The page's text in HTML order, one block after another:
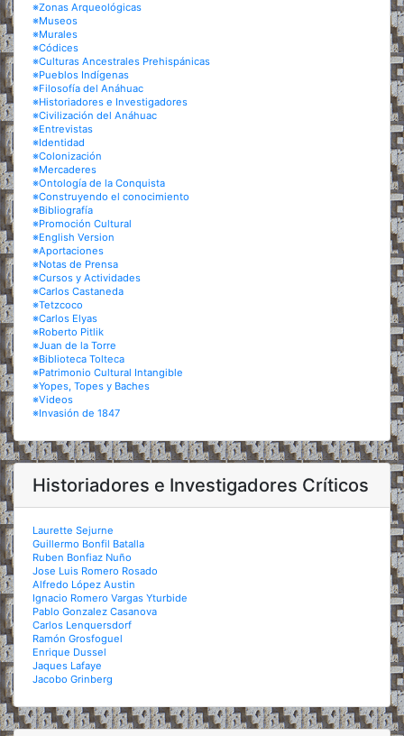
※Zonas Arqueológicas
※Museos
※Murales
※Códices
※Culturas Ancestrales Prehispánicas
※Pueblos Indígenas
※Filosofía del Anáhuac
※Historiadores e Investigadores
※Civilización del Anáhuac
※Entrevistas
※Identidad
※Colonización
※Mercaderes
※Ontología de la Conquista
※Construyendo el conocimiento
※Bibliografía
※Promoción Cultural
※English Version
※Aportaciones
※Notas de Prensa
※Cursos y Actividades
※Carlos Castaneda
※Tetzcoco
※Carlos Elyas
※Roberto Pitlik
※Juan de la Torre
※Biblioteca Tolteca
※Patrimonio Cultural Intangible
※Yopes, Topes y Baches
※Videos
※Invasión de 1847
Historiadores e Investigadores Críticos
Laurette Sejurne
Guillermo Bonfil Batalla
Ruben Bonfiaz Nuño
Jose Luis Romero Rosado
Alfredo López Austin
Ignacio Romero Vargas Yturbide
Pablo Gonzalez Casanova
Carlos Lenquersdorf
Ramón Grosfoguel
Enrique Dussel
Jaques Lafaye
Jacobo Grinberg